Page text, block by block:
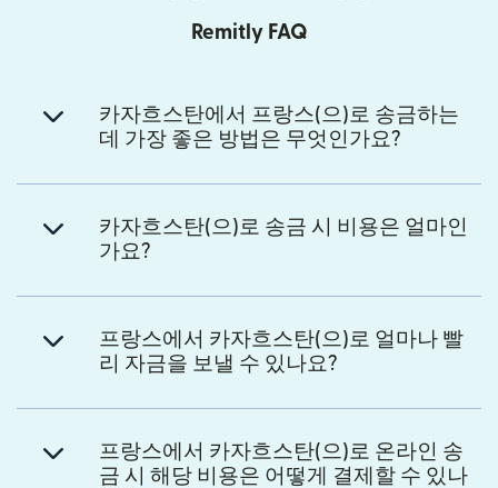
Remitly FAQ
카자흐스탄에서 프랑스(으)로 송금하는
데 가장 좋은 방법은 무엇인가요?
카자흐스탄(으)로 송금 시 비용은 얼마인
가요?
프랑스에서 카자흐스탄(으)로 얼마나 빨
리 자금을 보낼 수 있나요?
프랑스에서 카자흐스탄(으)로 온라인 송
금 시 해당 비용은 어떻게 결제할 수 있나